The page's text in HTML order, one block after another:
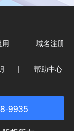
用 域名注册
| 帮助中心
9935